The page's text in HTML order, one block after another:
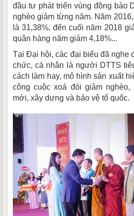
đầu tư phát triển vùng đồng bào
nghèo giảm từng năm. Năm
là 31,38%, đến cuối năm 2018
quân hàng năm giảm 4,18%...
Tại Đại hội, các đại biểu đã nghe
chức, cá nhân là người DTTS
cách làm hay, mô hình sản xuất
công cuộc xoá đói giảm
mới, xây dựng và bảo vệ tổ quốc.